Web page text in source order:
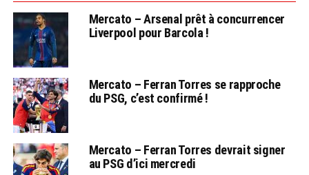
Mercato – Arsenal prêt à concurrencer
Liverpool pour Barcola !
Mercato – Ferran Torres se rapproche
du PSG, c’est confirmé !
Mercato – Ferran Torres devrait signer
au PSG d’ici mercredi